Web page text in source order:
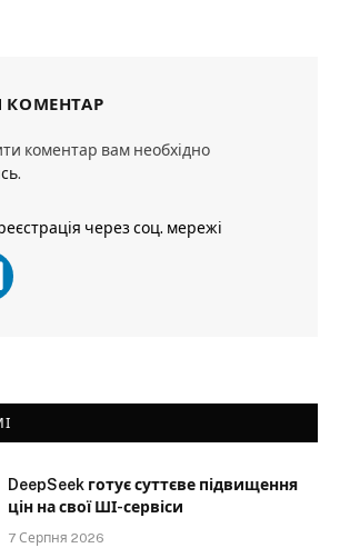
коментар вам необхідно
.
через соц. мережі
DeepSeek готує суттєве підвищення
цін на свої ШІ-сервіси
7 Серпня 2026